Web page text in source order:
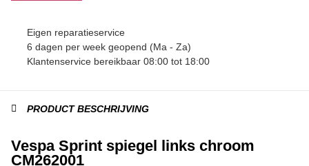
Eigen reparatieservice
6 dagen per week geopend (Ma - Za)
Klantenservice bereikbaar 08:00 tot 18:00
PRODUCT BESCHRIJVING
Vespa Sprint spiegel links chroom
CM262001